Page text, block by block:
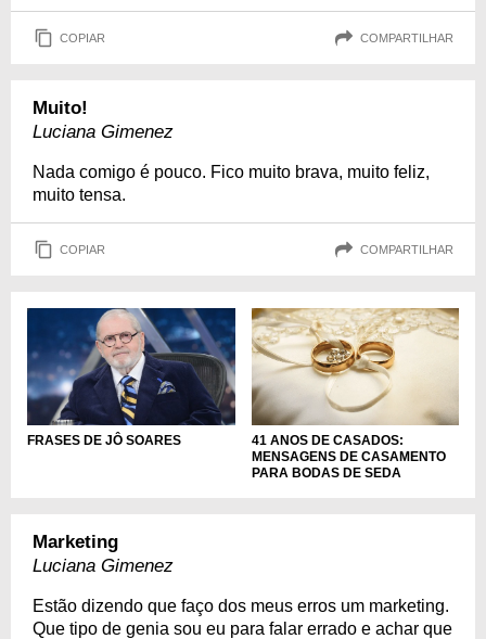
COPIAR COMPARTILHAR
Muito!
Luciana Gimenez
Nada comigo é pouco. Fico muito brava, muito feliz,
muito tensa.
COPIAR COMPARTILHAR
FRASES DE JÔ SOARES
41 ANOS DE CASADOS:
MENSAGENS DE CASAMENTO
PARA BODAS DE SEDA
Marketing
Luciana Gimenez
Estão dizendo que faço dos meus erros um marketing.
Que tipo de genia sou eu para falar errado e achar que